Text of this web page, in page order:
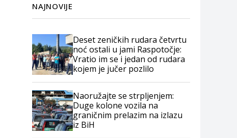
NAJNOVIJE
Deset zeničkih rudara četvrtu
noć ostali u jami Raspotočje:
Vratio im se i jedan od rudara
kojem je jučer pozlilo
Naoružajte se strpljenjem:
Duge kolone vozila na
graničnim prelazim na izlazu
iz BiH